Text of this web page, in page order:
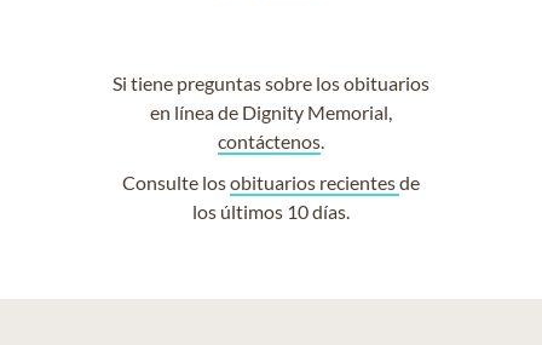
Si tiene preguntas sobre los obituarios
en línea de Dignity Memorial,
contáctenos.
Consulte losobituarios recientesde
los últimos 10 días.